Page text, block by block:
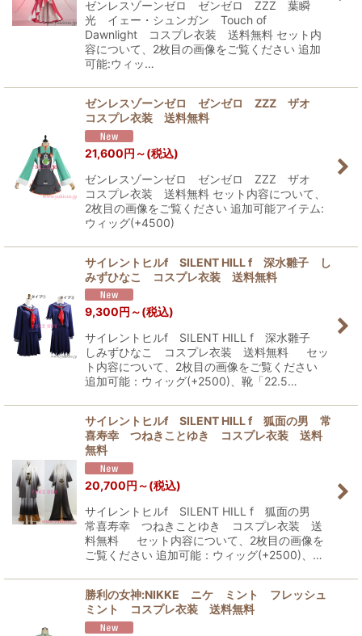
ゼンレスゾーンゼロ ゼンゼロ ZZZ 葉瞬
光 イェー・シュンガン Touch of
Dawnlight コスプレ衣装 送料無料 セット内
容について、2枚目の画像をご覧ください 追加
可能:ウィッ…
ゼンレスゾーンゼロ ゼンゼロ ZZZ ザオ
コスプレ衣装 送料無料
21,600円 ～(税込)
ゼンレスゾーンゼロ ゼンゼロ ZZZ ザオ
コスプレ衣装 送料無料 セット内容について、
2枚目の画像をご覧ください 追加可能アイテム:
ウィッグ(+4500)
サイレントヒルf SILENT HILL f 深水雛子 し
みずひなこ コスプレ衣装 送料無料
9,300 円 ～(税込)
サイレントヒルf SILENT HILL f 深水雛子
しみずひなこ コスプレ衣装 送料無料 セッ
ト内容について、2枚目の画像をご覧ください
追加可能：ウィッグ(+2500)、靴「22.5…
サイレントヒルf SILENT HILL f 狐面の男 常
喜寿幸 つねきことゆき コスプレ衣装 送料
無料
20,700円 ～(税込)
サイレントヒルf SILENT HILL f 狐面の男
常喜寿幸 つねきことゆき コスプレ衣装 送
料無料 セット内容について、2枚目の画像を
ご覧ください 追加可能：ウィッグ(+2500)、…
勝利の女神:NIKKE ニケ ミント フレッシュ
ミント コスプレ衣装 送料無料